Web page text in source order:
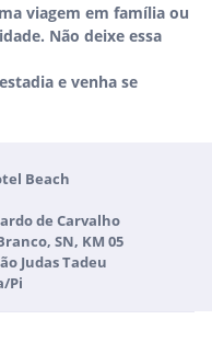
viagem em família ou
Não deixe essa
e venha se
Beach
de Carvalho
SN, KM 05
Judas Tadeu
Pi